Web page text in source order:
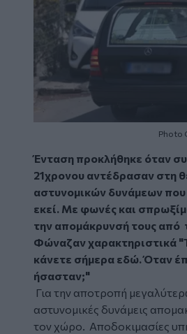
Photo
Ένταση προκλήθηκε όταν
21χρονου αντέδρασαν στη
αστυνομικών δυνάμεων
εκεί. Με φωνές και
την απομάκρυνσή τους από
Φώναζαν χαρακτηριστικά
κάνετε σήμερα εδώ. Όταν
ήσασταν;"
Για την αποτροπή
αστυνομικές δυνάμεις
τον χώρο. Αποδοκιμασίες